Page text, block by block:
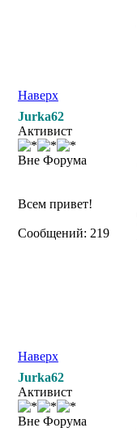
Наверх
Jurka62
Активист
Вне Форума
Всем привет!
Сообщений: 219
Наверх
Jurka62
Активист
Вне Форума